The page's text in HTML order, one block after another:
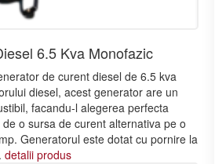
6.5 Kva Monofazic
de curent diesel de 6.5 kva
diesel, acest generator are un
facandu-l alegerea perfecta
o sursa de curent alternativa pe o
Generatorul este dotat cu pornire la
detalii produs